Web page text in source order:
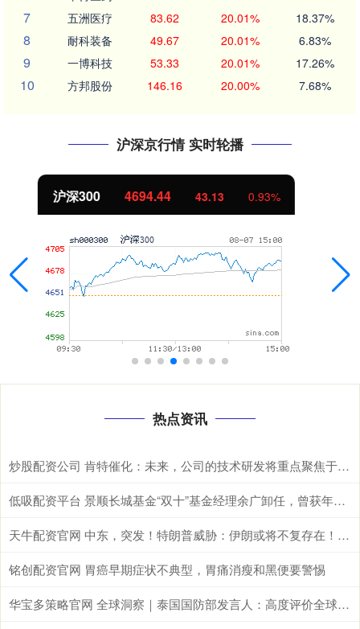
7 五洲医疗 83.62 20.01% 18.37%
8 耐科装备 49.67 20.01% 6.83%
9 一博科技 53.33 20.01% 17.26%
10 方邦股份 146.16 20.00% 7.68%
沪深京行情 实时轮播
北证50 1134.24 11.37 1.01%
热点资讯
炒股配资公司 肯特催化：未来，公司的技术研发将重点聚焦于现有生产工艺的优化迭代、全新产品开发以及前沿技术市场转化落地
低吸配资平台 景顺长城基金“双十”基金经理余广卸任，曾获年度股基冠军
天牛配资官网 中东，突发！特朗普威胁：伊朗或将不复存在！美军发动打击！
铭创配资官网 胃癌早期症状不典型，胃痛消瘦和黑便要警惕
华宝多策略官网 全球洞察｜泰国国防部发言人：高度评价全球安全倡议&#32;期待推进泰中安全合作